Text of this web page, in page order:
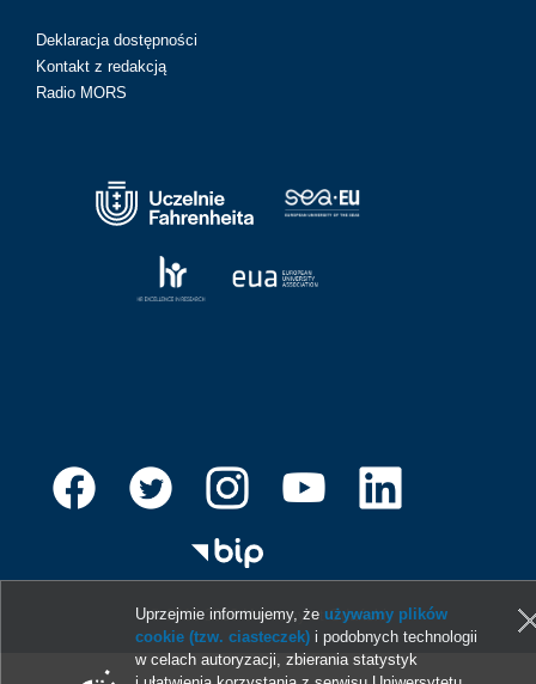
Deklaracja dostępności
Kontakt z redakcją
Radio MORS
© 2013-2026 Uniwersytet Gdański
Uprzejmie informujemy, że używamy plików
cookie (tzw. ciasteczek) i podobnych technologii
w celach autoryzacji, zbierania statystyk